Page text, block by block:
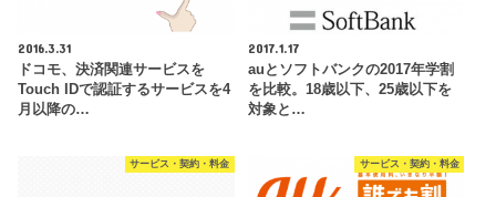
2016.3.31
ドコモ、決済関連サービスを
Touch IDで認証するサービスを4
月以降の…
2017.1.17
auとソフトバンクの2017年学割
を比較。18歳以下、25歳以下を
対象と…
サービス・契約・料金 サービス・契約・料金